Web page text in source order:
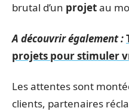
brutal d’un projetau
A découvrir également :
projets pour stimuler
Les attentes sont
clients, partenaires